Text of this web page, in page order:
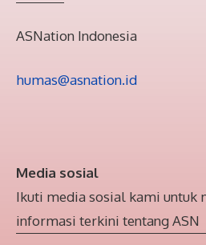
ASNation Indonesia
humas@asnation.id
Media sosial
Ikuti media sosial kami untuk
informasi terkini tentang ASN